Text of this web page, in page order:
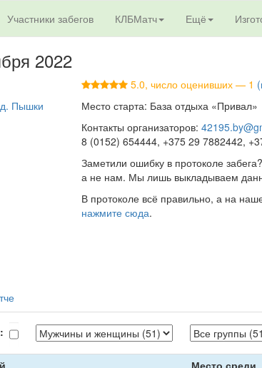
Участники забегов КЛБМатч Ещё
2022
д. Пышки
5.0, число оценивших — 1
Место старта: База отдыха «Привал»
Контакты организаторов:
8 (0152) 654444, +375 29 7882442,
Заметили ошибку в протоколе
а не нам. Мы лишь выкладываем
В протоколе всё правильно, а на
нажмите сюда.
Место среди